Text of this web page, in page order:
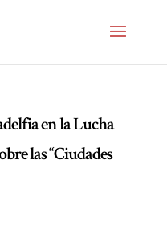
en la Lucha
las “Ciudades